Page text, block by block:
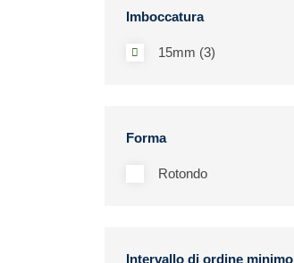
Imboccatura
15mm (3)
Forma
Rotondo
Intervallo di ordine minimo